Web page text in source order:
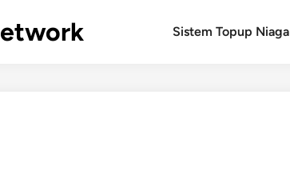
Sistem Topup Niaga